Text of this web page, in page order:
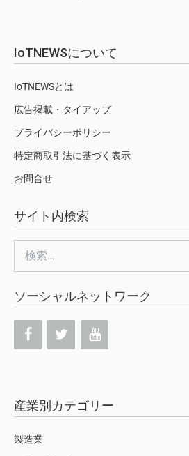
IoTNEWSについて
IoTNEWSとは
広告掲載・タイアップ
プライバシーポリシー
特定商取引法に基づく表示
お問合せ
サイト内検索
索:
ソーシャルネットワーク
産業別カテゴリー
製造業